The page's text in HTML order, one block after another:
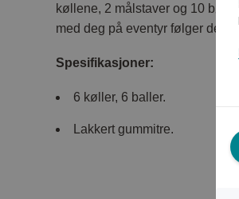
køllene, 2 målstaver og 10
med deg på eventyr følger det
Spesifikasjoner:
6 køller, 6 baller.
Lakkert gummitre.